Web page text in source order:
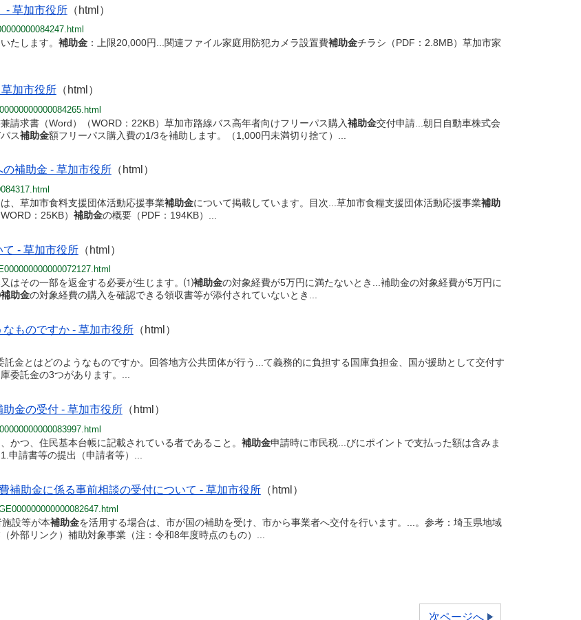
- 草加市役所（html）
たします。補助金 ：上限20,000円...関連ファイル家庭用防犯カメラ設置費補助金チラシ（PDF：2.8MB）草加市家
加市役所（html）
請求書（Word）（WORD：22KB）草加市路線バス高年者向けフリーパス購入補助金交付申請...朝日自動車株式会
ス補助金額フリーパス購入費の1/3を補助します。（1,000円未満切り捨て）...
補助金 - 草加市役所（html）
、草加市食料支援団体活動応援事業補助金について掲載しています。目次...草加市食糧支援団体活動応援事業補助
：25KB）補助金の概要（PDF：194KB）...
- 草加市役所（html）
はその一部を返金する必要が生じます。⑴補助金の対象経費が5万円に満たないとき...補助金の対象経費が5万円に
補助金の対象経費の購入を確認できる領収書等が添付されていないとき...
ものですか - 草加市役所（html）
託金とはどのようなものですか。回答地方公共団体が行う...て義務的に負担する国庫負担金、国が援助として交付す
委託金の3つがあります。...
助金の受付 - 草加市役所（html）
かつ、住民基本台帳に記載されている者であること。補助金申請時に市民税...びにポイントで支払った額は含みま
申請書等の提出（申請者等）...
補助金に係る事前相談の受付について - 草加市役所（html）
設等が本補助金を活用する場合は、市が国の補助を受け、市から事業者へ交付を行います。...。参考：埼玉県地域
外部リンク）補助対象事業（注：令和8年度時点のもの）...
次ページへ